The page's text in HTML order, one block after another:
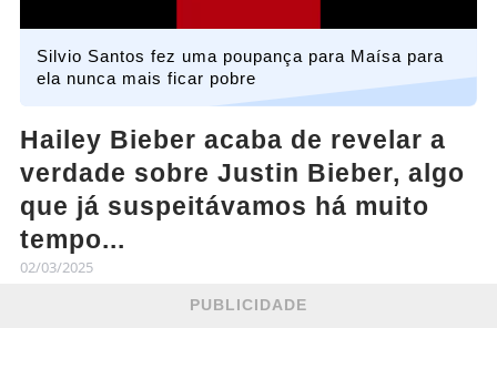
Silvio Santos fez uma poupança para Maísa para
ela nunca mais ficar pobre
Hailey Bieber acaba de revelar a
verdade sobre Justin Bieber, algo
que já suspeitávamos há muito
tempo...
02/03/2025
PUBLICIDADE